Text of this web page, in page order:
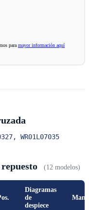
para mayor información aquí
WR01L07035
(12 modelos)
Diagramas
de
despiece